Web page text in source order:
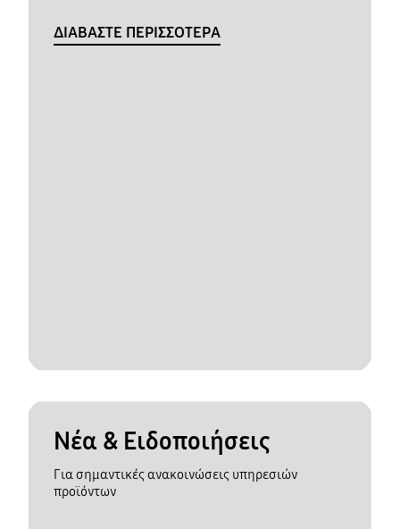
ΔΙΑΒΑΣΤΕ ΠΕΡΙΣΣΟΤΕΡΑ
Νέα & Ειδοποιήσεις
Για σημαντικές ανακοινώσεις υπηρεσιών
προϊόντων